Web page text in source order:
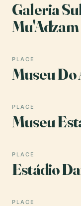
Galeria
Mu'Adzam
PLACE
Museu
PLACE
Museu
PLACE
Estádio
PLACE